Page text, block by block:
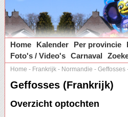
Home
Kalender Per provincie
Foto's / Video's Carnaval
Home - Frankrijk - Normandie - Geffosses
Geffosses (Frankrijk)
Overzicht optochten